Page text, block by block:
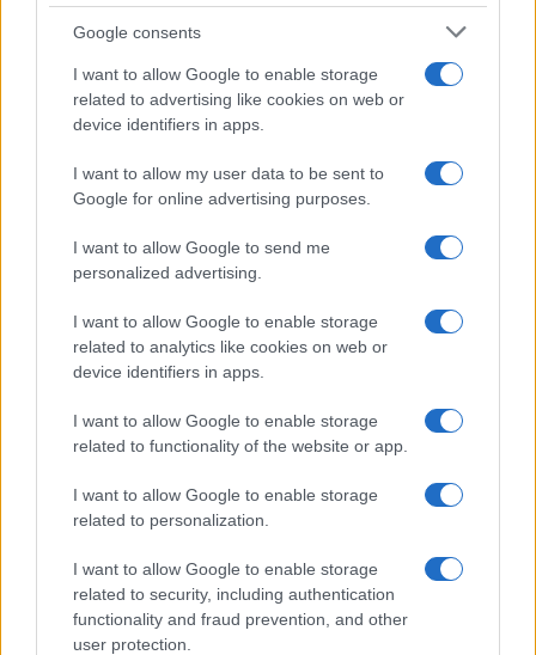
Google consents
I want to allow Google to enable storage
related to advertising like cookies on web or
device identifiers in apps.
I want to allow my user data to be sent to
Google for online advertising purposes.
I want to allow Google to send me
personalized advertising.
I want to allow Google to enable storage
related to analytics like cookies on web or
device identifiers in apps.
I want to allow Google to enable storage
related to functionality of the website or app.
I want to allow Google to enable storage
related to personalization.
I want to allow Google to enable storage
related to security, including authentication
functionality and fraud prevention, and other
user protection.
Sri Lanka: itinerari tra spiritualità, architettura e
Matteo Pellegrino · 8 Ago 2026
Copenhagen Fashion Week SS27: le novità che stanno
rivoluzionando la moda
Cristian Castiglioni · 8 Ago 2026